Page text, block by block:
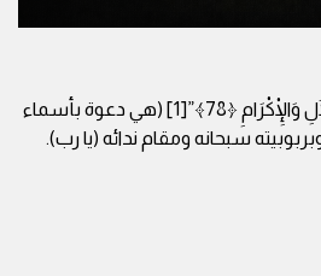
“تَبَارَكَ اسْمُ رَبِّكَ ذِي الْجَلَالِ وَالْإِكْرَامِ ﴿78﴾”[1] (هي دعوة بأسماء
سبحانه ومقام ندائه (يا رب).